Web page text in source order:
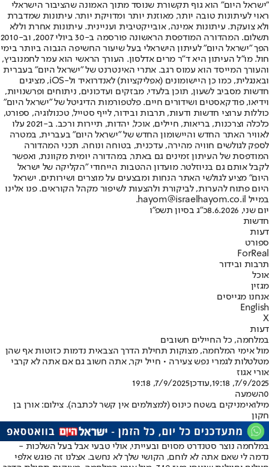
"ישראל היום" הוא גוף תקשורת שנוסד מתוך האמונה שהציבור הישראלי
ראוי לעיתונות טובה יותר, מאוזנת יותר ומדויקת יותר. עיתונות שמדברת
ולא צועקת. עיתונות אמינה, אובייקטיבית ועניינית. עיתונות אחרת וללא
תשלום. המהדורה המודפסת הראשונה פורסמה ב-30 ביולי 2007, וב-2010
הפך "ישראל היום" לעיתון הישראלי בעל שיעור החשיפה הגבוה ביותר בימי
חול. מו"ל העיתון היא ד"ר מרים אדלסון. העורך הראשי הוא עמר לחמנוביץ,
והעורך המייסד הוא עמוס רגב. אתרי האינטרנט של "ישראל היום" בעברית
ובאנגלית, כמו כן היישומונים (אפליקציות) לאנדרואיד ול-iOS, מציגים
חדשות מסביב לשעון, תוכן בלעדי, מבזקים ועדכונים, ניתוחים ופרשנויות,
וידיאו, פודקאסטים ושידורים חיים. פלטפורמות הדיגיטל של "ישראל היום"
כוללות ערוצי חדשות ודעות, תרבות ובידור, לייף סטייל, טכנולוגיה, ספורט,
כלכלה וצרכנות, בריאות, חיילים, אוכל, יהדות, תיירות ורכב. ב-2021 עלו
לאוויר האתר החדש והיישומון החדש של "ישראל היום" בעברית, במטרה
לספק לגולשים חוויה מהירה, עדכנית, בטוחה ונוחה. תכני המהדורה
המודפסת של העיתון זמינים גם באתר, במהדורה יומית מקוונת, ואפשר
לקבל אותם גם בניוזלטר. מועדון ההטבות הייחודי "הקליקה של ישראל
היום" מציע לגולשי האתר הנחות ומבצעים על מוצרים ושירותים. ישראל
היום פתוח להערות, לביקורת ולהצעות לשיפור מקהל הקוראים. פנו אלינו
במייל hayom@israelhayom.co.il.
יום שני, 8.6.2026
כ"ג בסיון תשפ"ו
חדשות
דעות
ספורט
ForReal
תרבות ובידור
אוכל
מגזין
אנחנו מגייסים
English
X
דעות
במלחמה, כל החיילים חשובים
מול אימי המלחמה, מצוקות תחילת הדרך הצבאית נדמות כזוטות אף שהן
מטלטלות לגמרי נפש צעירה • חייל יקר, אתה חשוב גם אם אתה לא קרבי
אורי אגוז
7/9/2025, 19:18
,עודכן7/9/2025, 19:18
0השמעה
מילואימניקים בשטח כינוס (למצולמים אין קשר לכתבה). צילום: אורן בן
חקון
במלחמה נוצר סטנדרט מסוים ובעייתי, אולי טבעי אבל בעל השלכות -
נדמה לי שאם אתה לא לוחם, הקושי שלך לא נחשב. אצלנו זה פוגש אלפי